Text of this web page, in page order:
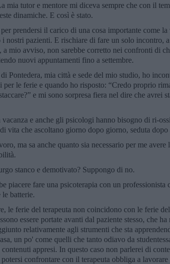
mia tutor e mentore mi diceva sempre che con il
dinamiche. E così è stato.
prendersi il carico di una cosa importante come
nostri pazienti. E rischiare di fare un solo incontro,
a mio avviso, non sarebbe corretto nei confronti di
nuovi appuntamenti fino a settembre.
Pontedera, mia città e sede del mio studio, ho
per le ferie e quando ho risposto: “Credo proprio
e mi sono sorpresa fiera nel dire che avrei
e anche gli psicologi hanno bisogno di ri-
vita che ascoltano giorno dopo giorno, seduta dopo
ma sa anche quanto sia necessario per me avere
stanco e demotivato? Suppongo di no.
piacere fare una psicoterapia con un professionista
le batterie.
le ferie del terapeuta non coincidono con le ferie
essere portate avanti dal paziente stesso, che ha
relativamente agli strumenti che sta
un po' come quelli che tanto odiavo da
appresi. In questo caso non parlerei di
confrontare con il terapeuta obbliga a